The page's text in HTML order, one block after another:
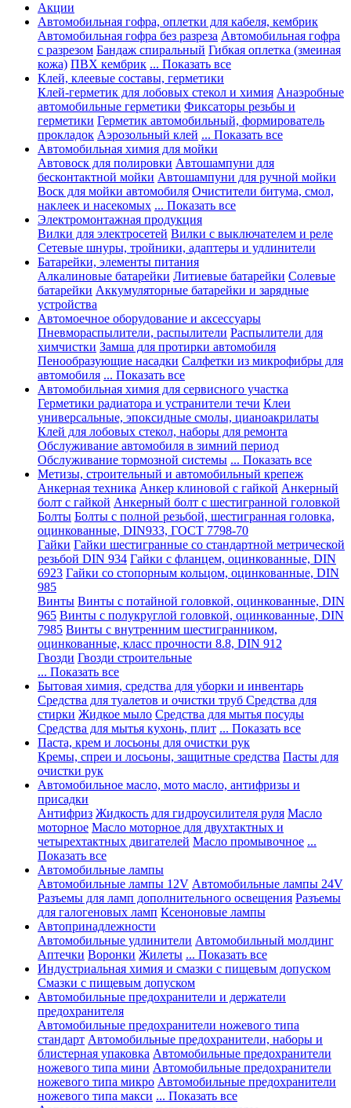
Акции
Автомобильная гофра, оплетки для кабеля, кембрик
Автомобильная гофра без разреза Автомобильная гофра
с разрезом Бандаж спиральный Гибкая оплетка (змеиная
кожа) ПВХ кембрик ... Показать все
Клей, клеевые составы, герметики
Клей-герметик для лобовых стекол и химия Анаэробные
автомобильные герметики Фиксаторы резьбы и
герметики Герметик автомобильный, формирователь
прокладок Аэрозольный клей ... Показать все
Автомобильная химия для мойки
Автовоск для полировки Автошампуни для
бесконтактной мойки Автошампуни для ручной мойки
Воск для мойки автомобиля Очистители битума, смол,
наклеек и насекомых ... Показать все
Электромонтажная продукция
Вилки для электросетей Вилки с выключателем и реле
Сетевые шнуры, тройники, адаптеры и удлинители
Батарейки, элементы питания
Алкалиновые батарейки Литиевые батарейки Солевые
батарейки Аккумуляторные батарейки и зарядные
устройства
Автомоечное оборудование и аксессуары
Пневмораспылители, распылители Распылители для
химчистки Замша для протирки автомобиля
Пенообразующие насадки Салфетки из микрофибры для
автомобиля ... Показать все
Автомобильная химия для сервисного участка
Герметики радиатора и устранители течи Клеи
универсальные, эпоксидные смолы, цианоакрилаты
Клей для лобовых стекол, наборы для ремонта
Обслуживание автомобиля в зимний период
Обслуживание тормозной системы ... Показать все
Метизы, строительный и автомобильный крепеж
Анкерная техника Анкер клиновой с гайкой Анкерный
болт с гайкой Анкерный болт с шестигранной головкой
Болты Болты с полной резьбой, шестигранная головка,
оцинкованные, DIN933, ГОСТ 7798-70
Гайки Гайки шестигранные со стандартной метрической
резьбой DIN 934 Гайки с фланцем, оцинкованные, DIN
6923 Гайки со стопорным кольцом, оцинкованные, DIN
985
Винты Винты с потайной головкой, оцинкованные, DIN
965 Винты с полукруглой головкой, оцинкованные, DIN
7985 Винты с внутренним шестигранником,
оцинкованные, класс прочности 8.8, DIN 912
Гвозди Гвозди строительные
... Показать все
Бытовая химия, средства для уборки и инвентарь
Средства для туалетов и очистки труб Средства для
стирки Жидкое мыло Средства для мытья посуды
Средства для мытья кухонь, плит ... Показать все
Паста, крем и лосьоны для очистки рук
Кремы, спреи и лосьоны, защитные средства Пасты для
очистки рук
Автомобильное масло, мото масло, антифризы и
присадки
Антифриз Жидкость для гидроусилителя руля Масло
моторное Масло моторное для двухтактных и
четырехтактных двигателей Масло промывочное ...
Показать все
Автомобильные лампы
Автомобильные лампы 12V Автомобильные лампы 24V
Разъемы для ламп дополнительного освещения Разъемы
для галогеновых ламп Ксеноновые лампы
Автопринадлежности
Автомобильные удлинители Автомобильный молдинг
Аптечки Воронки Жилеты ... Показать все
Индустриальная химия и смазки с пищевым допуском
Смазки с пищевым допуском
Автомобильные предохранители и держатели
предохранителя
Автомобильные предохранители ножевого типа
стандарт Автомобильные предохранители, наборы и
блистерная упаковка Автомобильные предохранители
ножевого типа мини Автомобильные предохранители
ножевого типа микро Автомобильные предохранители
ножевого типа макси ... Показать все